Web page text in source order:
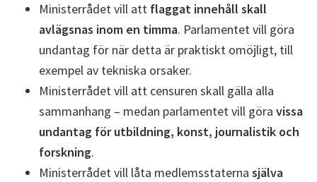
Ministerrådet vill att flaggat innehåll skall
avlägsnas inom en timma. Parlamentet vill göra
undantag för när detta är praktiskt omöjligt, till
exempel av tekniska orsaker.
Ministerrådet vill att censuren skall gälla alla
sammanhang – medan parlamentet vill göra vissa
undantag för utbildning, konst, journalistik och
forskning.
Ministerrådet vill låta medlemsstaterna själva